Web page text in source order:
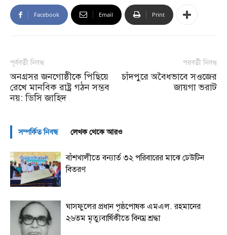
Facebook Email Print
পূর্ববর্তী নিবন্ধ
অনগ্রসর জনগোষ্ঠীকে পিছিয়ে
রেখে মানবিক রাষ্ট্র গঠন সম্ভব
নয়: ডিসি জাহিদ
পরবর্তী নিবন্ধ
চাঁদপুরে অবৈধভাবে সওজের
জায়গা ভরাট
সম্পর্কিত নিবন্ধ লেখক থেকে আরও
বাঁশখালীতে বন্যার্ত ৩২ পরিবারের মাঝে ঢেউটিন
বিতরণ
ঘাসফুলের প্রধান পৃষ্ঠপোষক এমএল. রহমানের
২৬তম মৃত্যুবার্ষিকীতে বিনম্র শ্রদ্ধা